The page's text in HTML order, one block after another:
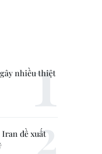
nhiều thiệt
đề xuất